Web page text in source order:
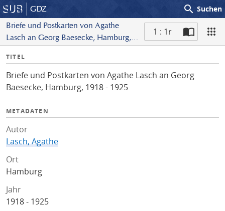
GDZ search Suchen
Briefe und Postkarten von Agathe
Lasch an Georg Baesecke, Hamburg,
1 : 1r
I
f
o
TITEL
Briefe und Postkarten von Agathe Lasch an Georg
Baesecke, Hamburg, 1918 - 1925
METADATEN
Autor
Lasch, Agathe
Ort
Hamburg
Jahr
1918 - 1925